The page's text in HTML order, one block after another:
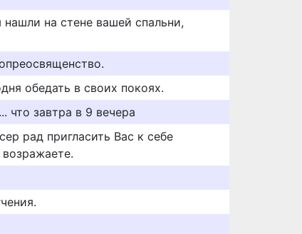
на стене вашей спальни,
обедать в своих покоях.
что завтра в 9 вечера
рад пригласить Вас к себе